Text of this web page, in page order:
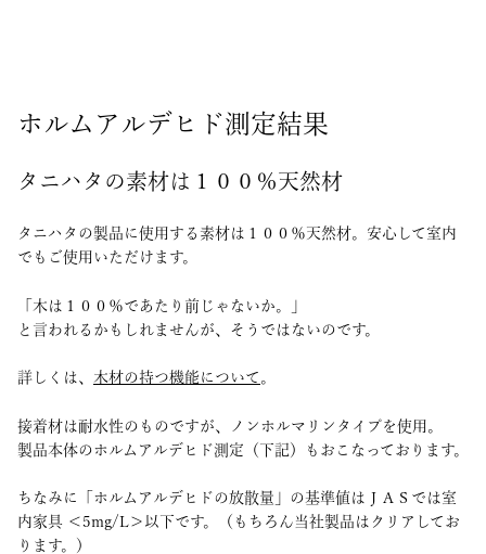
ホルムアルデヒド測定結果
タニハタの素材は１００％天然材
タニハタの製品に使用する素材は１００％天然材。安心して室内
でもご使用いただけます。
「木は１００％であたり前じゃないか。」
と言われるかもしれませんが、そうではないのです。
詳しくは、 木材の持つ機能について 。
接着材は耐水性のものですが、ノンホルマリンタイプを使用。
製品本体のホルムアルデヒド測定（下記）もおこなっております。
ちなみに「ホルムアルデヒドの放散量」の基準値はＪＡＳでは室
内家具 ＜5mg/L＞以下です。（もちろん当社製品はクリアしてお
ります。）